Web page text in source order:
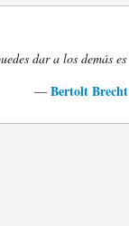
dar a los demás es
— Bertolt Brecht